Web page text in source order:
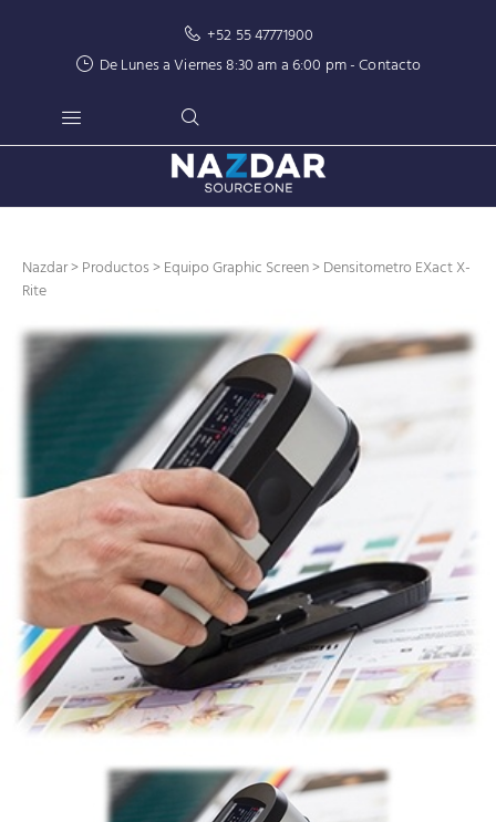
+52 55 47771900
De Lunes a Viernes 8:30 am a 6:00 pm -Contacto
Nazdar>Productos>Equipo Graphic Screen> Densitometro EXact X-
Rite